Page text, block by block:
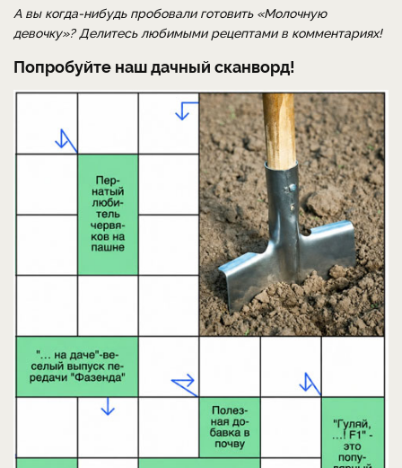
А вы когда-нибудь пробовали готовить «Молочную
девочку»? Делитесь любимыми рецептами в комментариях!
Попробуйте наш дачный сканворд!